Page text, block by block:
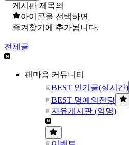
게시판 제목의
아이콘을 선택하면
즐겨찾기에 추가됩니다.
전체글
팬마음 커뮤니티
BEST 인기글(실시간)
BEST 명예의전당
자유게시판 (익명)